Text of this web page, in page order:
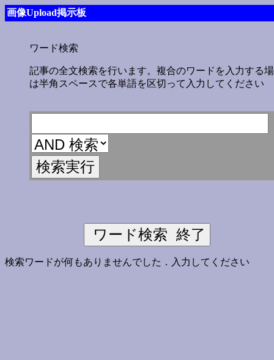
画像Upload掲示板
ワード検索
記事の全文検索を行います。複合のワードを入力する
は半角スペースで各単語を区切って入力してください
検索ワードが何もありませんでした．入力してください